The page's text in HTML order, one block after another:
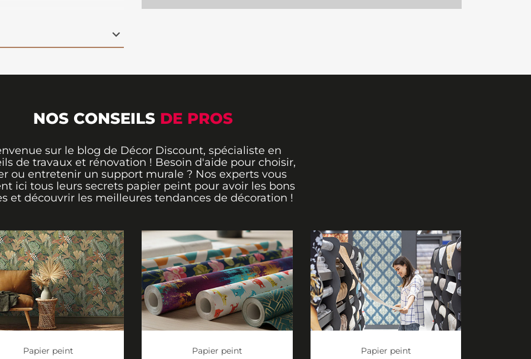
profondeur et
Parfait pour un
une chambre, il
NOS CONSEILS DE PROS
sur le blog de Décor Discount, spécialiste en
de travaux et rénovation ! Besoin d'aide pour choisir,
ou entretenir un support murale ? Nos experts vous
ici tous leurs secrets papier peint pour avoir les bons
et découvrir les meilleures tendances de décoration !
Papier peint Papier peint Papier peint